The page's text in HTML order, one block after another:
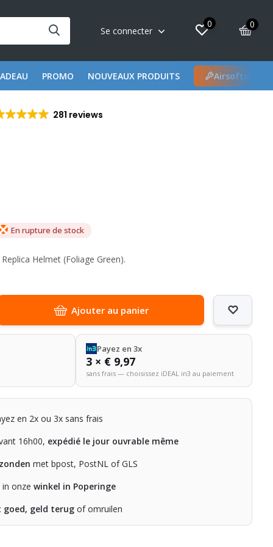
Se connecter
0 0
PROMO NOUVEAUX PRODUITS Airsoftshop
281 reviews
En rupture de stock
Helmet (Foliage Green).
Ajouter au panier
Payez en 3x
3 × € 9,97
sans frais — choisissez iDEAL in3 au paiement
en 2x ou 3x sans frais
16h00, expédié le jour ouvrable même
met bpost, PostNL of GLS
in onzewinkel in Poperinge
goed, geld terug of omruilen